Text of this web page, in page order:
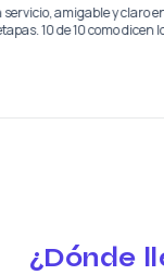
buen servicio, amigable y
las etapas. 10 de 10
¿Dónde